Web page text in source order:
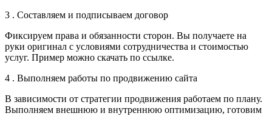
3 . Составляем и подписываем договор
Фиксируем права и обязанности сторон. Вы получаете на
руки оригинал с условиями сотрудничества и стоимостью
услуг. Пример можно скачать по ссылке.
4 . Выполняем работы по продвижению сайта
В зависимости от стратегии продвижения работаем по плану.
Выполняем внешнюю и внутреннюю оптимизацию, готовим